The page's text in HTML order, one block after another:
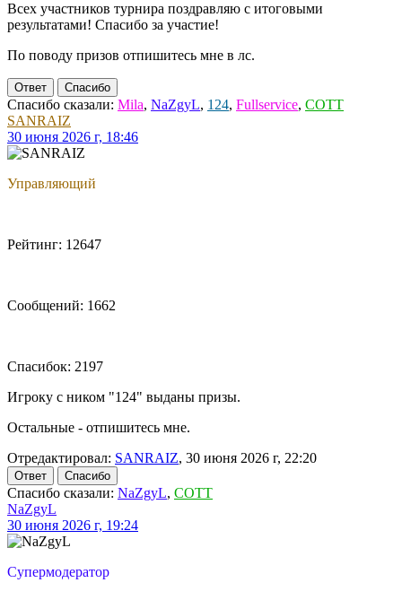
Всех участников турнира поздравляю с итоговыми
результатами! Спасибо за участие!
По поводу призов отпишитесь мне в лс.
Ответ Спасибо
Спасибо сказали: Mila, NaZgyL, 124, Fullservice, COTT
SANRAIZ
30 июня 2026 г, 18:46
Управляющий
Рейтинг: 12647
Сообщений: 1662
Спасибок: 2197
Игроку с ником "124" выданы призы.
Остальные - отпишитесь мне.
Отредактировал: SANRAIZ, 30 июня 2026 г, 22:20
Ответ Спасибо
Спасибо сказали: NaZgyL, COTT
NaZgyL
30 июня 2026 г, 19:24
Супермодератор